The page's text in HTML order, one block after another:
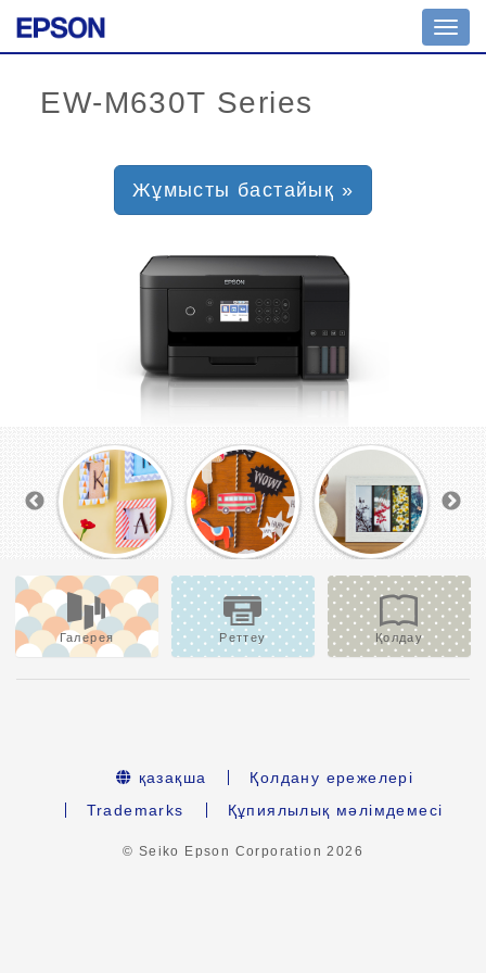
Жұмысты бастайық »
Галерея Реттеу Қолдау
қазақша
Қолдану ережелері
Trademarks
Құпиялылық мәлімдемесі
© Seiko Epson Corporation2026